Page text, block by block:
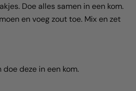
Doe alles samen in een kom.
en voeg zout toe. Mix en zet
deze in een kom.